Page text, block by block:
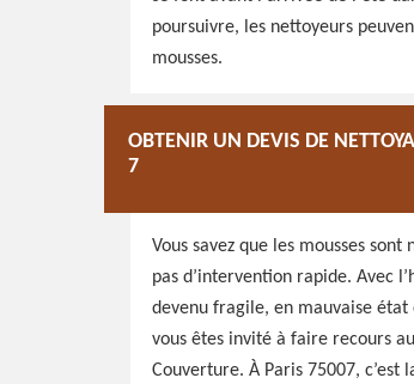
poursuivre, les nettoyeurs
mousses.
OBTENIR UN DEVIS DE
7
Vous savez que les mousses
pas d’intervention rapide. Avec
devenu fragile, en mauvaise
vous êtes invité à faire recours
Couverture. À Paris 75007,